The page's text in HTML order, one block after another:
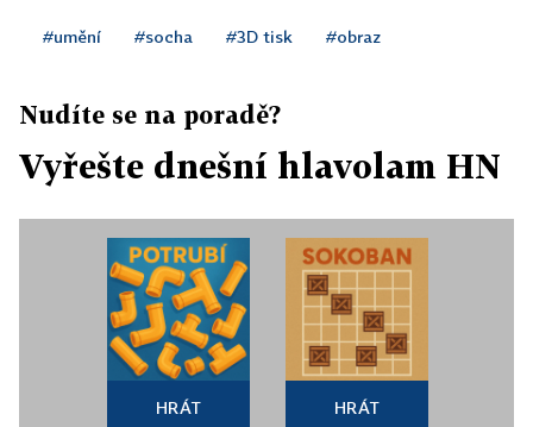
#umění #socha #3D tisk #obraz
Nudíte se na poradě?
Vyřešte dnešní hlavolam HN
HRÁT HRÁT